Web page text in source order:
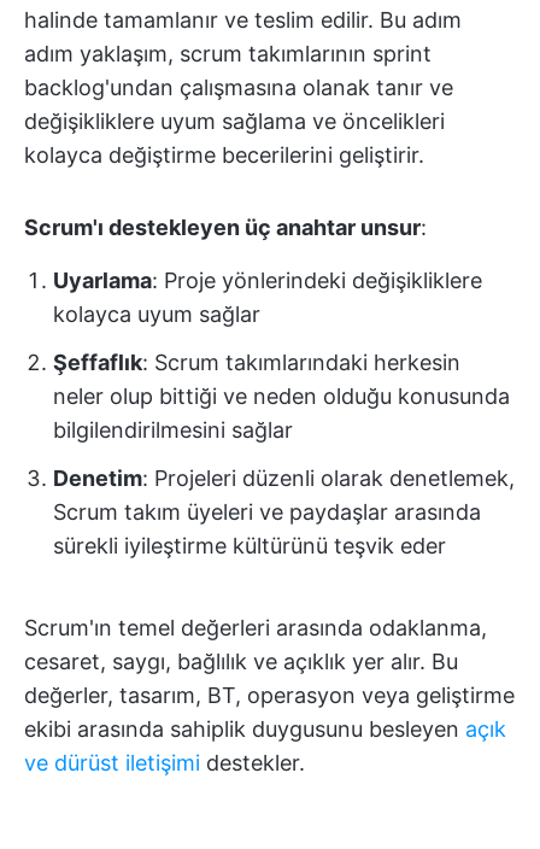
halinde tamamlanır ve teslim edilir. Bu adım
adım yaklaşım, scrum takımlarının sprint
backlog'undan çalışmasına olanak tanır ve
değişikliklere uyum sağlama ve öncelikleri
kolayca değiştirme becerilerini geliştirir.
Scrum'ı destekleyen üç anahtar unsur:
Uyarlama: Proje yönlerindeki değişikliklere
kolayca uyum sağlar
Şeffaflık: Scrum takımlarındaki herkesin
neler olup bittiği ve neden olduğu konusunda
bilgilendirilmesini sağlar
Denetim: Projeleri düzenli olarak denetlemek,
Scrum takım üyeleri ve paydaşlar arasında
sürekli iyileştirme kültürünü teşvik eder
Scrum'ın temel değerleri arasında odaklanma,
cesaret, saygı, bağlılık ve açıklık yer alır. Bu
değerler, tasarım, BT, operasyon veya geliştirme
ekibi arasında sahiplik duygusunu besleyen açık
ve dürüst iletişimi destekler.